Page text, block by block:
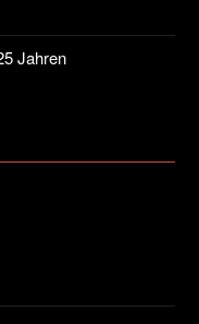
Jahren